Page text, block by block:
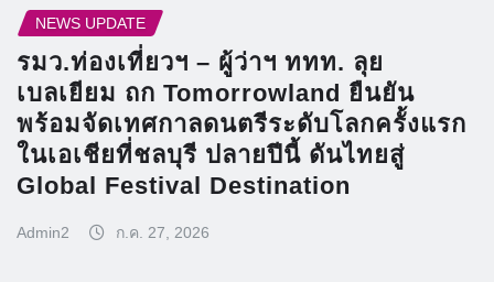
NEWS UPDATE
รมว.ท่องเที่ยวฯ – ผู้ว่าฯ ททท. ลุย
เบลเยียม ถก Tomorrowland ยืนยัน
พร้อมจัดเทศกาลดนตรีระดับโลกครั้งแรก
ในเอเชียที่ชลบุรี ปลายปีนี้ ดันไทยสู่
Global Festival Destination
Admin2 ก.ค. 27, 2026